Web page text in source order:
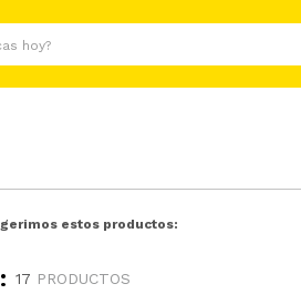
estos productos:
17 PRODUCTOS